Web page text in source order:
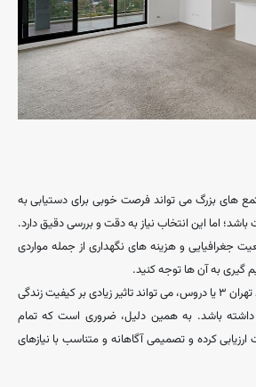
های بزرگ می ‌تواند فرصت خوبی برای دستیابی به
اما این انتخاب نیاز به دقت و بررسی دقیق دارد.
جغرافیایی و هزینه‌ های نگهداری از جمله مواردی
گیری به آن ‌ها توجه کنید.
انتخاب منطقه مناسب، مانند تهران ۳ یا دروس، می ‌تواند تاثیر زیادی بر کیفیت زندگی
باشد. به همین دلیل، ضروری است که تمام
کرده و تصمیمی آگاهانه و متناسب با نیازهای